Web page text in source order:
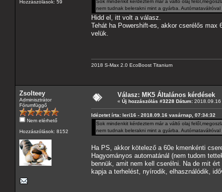
Hozzászólások: 59
Sok mindenkit kérdeztem már a váltó olaj
nem tudnak belerakni mint a gyárba.
Hidd el, itt volt a válasz.
Tehát ha Powershift-es, akkor cserélős
velük.
2018 S-Max 2.0 EcoBoost Titanium
Zsolteey
Adminisztrátor
Fórumfüggő
Nem elérhető
Hozzászólások: 8152
Válasz: MK5 Általános kérdések
« Új hozzászólás #3228 Dátum:
Idézetet írta: leri16 - 2018.09.16 vasárnap, 07:34:32
Sok mindenkit kérdeztem már a váltó olaj
nem tudnak belerakni mint a gyárba.
Ha PS, akkor kötelező a 60e kmenkénti
Hagyományos automatánál (nem tudom
bennük, amit nem kell cserélni. Na de mit
kapja a terhelést, nyírodik, elhasználódik,